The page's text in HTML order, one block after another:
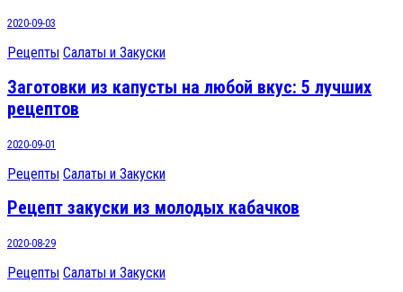
2020-09-03
Рецепты Салаты и Закуски
Заготовки из капусты на любой вкус: 5 лучших
рецептов
2020-09-01
Рецепты Салаты и Закуски
Рецепт закуски из молодых кабачков
2020-08-29
Рецепты Салаты и Закуски